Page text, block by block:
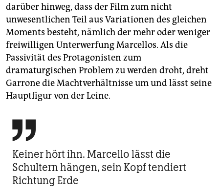
darüber hinweg, dass der Film zum nicht
unwesentlichen Teil aus Variationen des gleichen
Moments besteht, nämlich der mehr oder weniger
freiwilligen Unterwerfung Marcellos. Als die
Passivität des Protagonisten zum
dramaturgischen Problem zu werden droht, dreht
Garrone die Machtverhältnisse um und lässt seine
Hauptfigur von der Leine.

Keiner hört ihn. Marcello lässt die
Schultern hängen, sein Kopf tendiert
Richtung Erde